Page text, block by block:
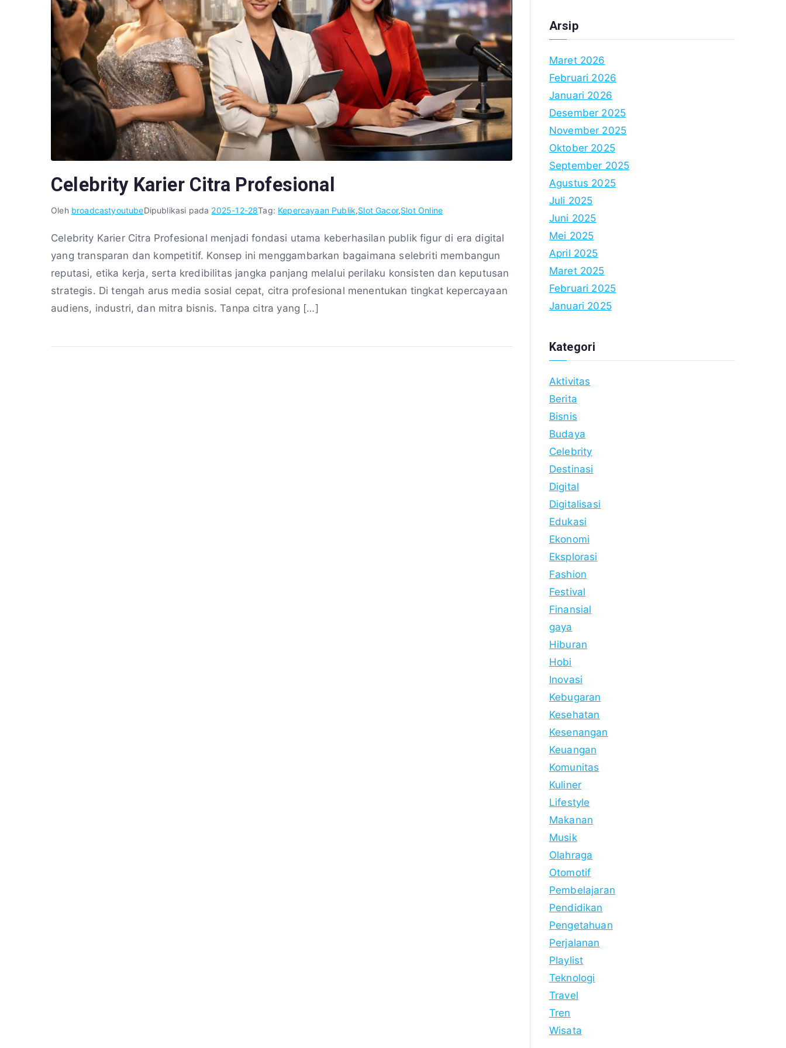
Celebrity Karier Citra Profesional
Oleh broadcastyoutubeDipublikasi pada 2025-12-28Tag: Kepercayaan Publik,Slot Gacor,Slot Online
Celebrity Karier Citra Profesional menjadi fondasi utama keberhasilan publik figur di era digital
yang transparan dan kompetitif. Konsep ini menggambarkan bagaimana selebriti membangun
reputasi, etika kerja, serta kredibilitas jangka panjang melalui perilaku konsisten dan keputusan
strategis. Di tengah arus media sosial cepat, citra profesional menentukan tingkat kepercayaan
audiens, industri, dan mitra bisnis. Tanpa citra yang […]
Arsip
Maret 2026
Februari 2026
Januari 2026
Desember 2025
November 2025
Oktober 2025
September 2025
Agustus 2025
Juli 2025
Juni 2025
Mei 2025
April 2025
Maret 2025
Februari 2025
Januari 2025
Kategori
Aktivitas
Berita
Bisnis
Budaya
Celebrity
Destinasi
Digital
Digitalisasi
Edukasi
Ekonomi
Eksplorasi
Fashion
Festival
Finansial
gaya
Hiburan
Hobi
Inovasi
Kebugaran
Kesehatan
Kesenangan
Keuangan
Komunitas
Kuliner
Lifestyle
Makanan
Musik
Olahraga
Otomotif
Pembelajaran
Pendidikan
Pengetahuan
Perjalanan
Playlist
Teknologi
Travel
Tren
Wisata